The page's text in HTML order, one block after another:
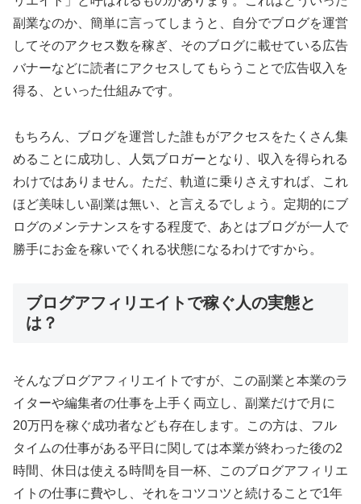
副業なのか、簡単に言ってしまうと、自分でブログを運営
してそのアクセス数を稼ぎ、そのブログに載せている広告
バナーなどに読者にアクセスしてもらうことで広告収入を
得る、といった仕組みです。
もちろん、ブログを運営した誰もがアクセスをたくさん集
めることに成功し、人気ブロガーとなり、収入を得られる
わけではありません。ただ、軌道に乗りさえすれば、これ
ほど美味しい副業は無い、と言えるでしょう。定期的にブ
ログのメンテナンスをする程度で、あとはブログが一人で
勝手にお金を稼いでくれる状態になるわけですから。
ブログアフィリエイトで稼ぐ人の実態と
は？
そんなブログアフィリエイトですが、この副業と本業のラ
イターや編集者の仕事を上手く両立し、副業だけで月に
20万円を稼ぐ成功者なども存在します。この方は、フル
タイムの仕事がある平日に関しては本業が終わった後の2
時間、休日は使える時間を目一杯、このブログアフィリエ
イトの仕事に費やし、それをコツコツと続けることで1年